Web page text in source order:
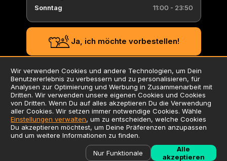
Sonntag
11:00 - 23:50
Ja, ich möchte vorbestellen!
AGB
Datenschutzerklärung
Impressum
Verwendung von Cookies
Zusatzstoffliste / Allergene
©
Wir verwenden Cookies und andere Technologien, um Dein
Benutzererlebnis zu verbessern und zu personalisieren, für
Analysen zur Optimierung und Werbung in Zusammenarbeit mit
Dritten. Wir verwenden unsere eigenen Cookies und Cookies
von Dritten. Wenn Du auf alles akzeptieren Du die Verwendung
aller Cookies. Wir setzen immer notwendige Cookies. Wähle
Einstellungen verwalten, um zu entscheiden, welche Cookies
Du akzeptieren möchtest, um Deine Präferenzen anzupassen
und um weitere Informationen zu finden.
Nur Funktionale
Alle
akzeptieren